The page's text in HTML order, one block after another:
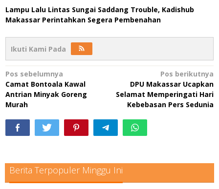
Lampu Lalu Lintas Sungai Saddang Trouble, Kadishub
Makassar Perintahkan Segera Pembenahan
Ikuti Kami Pada
Navigasi
pos
Pos sebelumnya
Camat Bontoala Kawal
Antrian Minyak Goreng
Murah
Pos berikutnya
DPU Makassar Ucapkan
Selamat Memperingati Hari
Kebebasan Pers Sedunia
Berita Terpopuler Minggu Ini